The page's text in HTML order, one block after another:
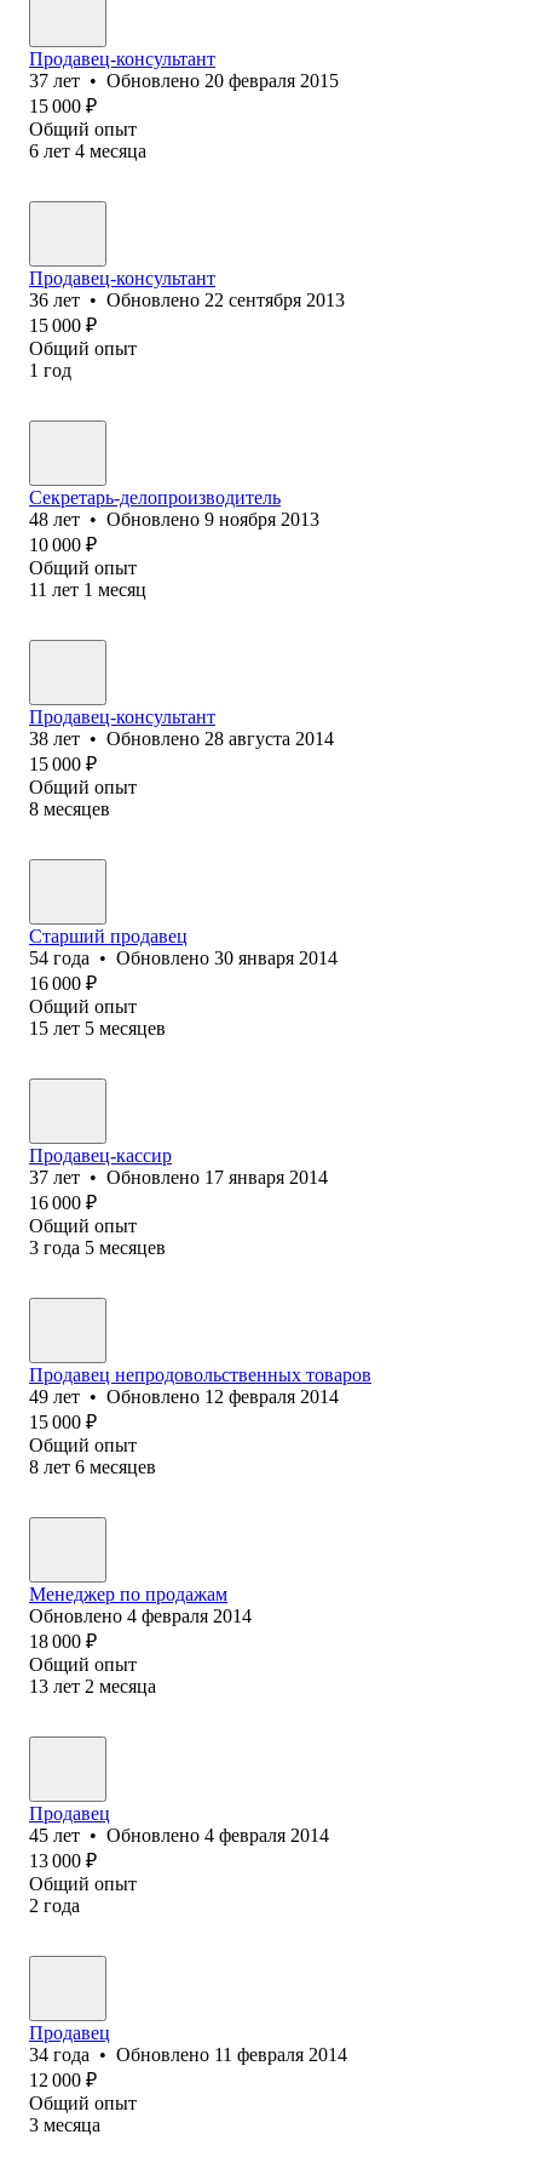
Продавец-консультант
37 лет • Обновлено 20 февраля 2015
15 000 ₽
Общий опыт
6 лет 4 месяца
Продавец-консультант
36 лет • Обновлено 22 сентября 2013
15 000 ₽
Общий опыт
1 год
Секретарь-делопроизводитель
48 лет • Обновлено 9 ноября 2013
10 000 ₽
Общий опыт
11 лет 1 месяц
Продавец-консультант
38 лет • Обновлено 28 августа 2014
15 000 ₽
Общий опыт
8 месяцев
Старший продавец
54 года • Обновлено 30 января 2014
16 000 ₽
Общий опыт
15 лет 5 месяцев
Продавец-кассир
37 лет • Обновлено 17 января 2014
16 000 ₽
Общий опыт
3 года 5 месяцев
Продавец непродовольственных товаров
49 лет • Обновлено 12 февраля 2014
15 000 ₽
Общий опыт
8 лет 6 месяцев
Менеджер по продажам
Обновлено 4 февраля 2014
18 000 ₽
Общий опыт
13 лет 2 месяца
Продавец
45 лет • Обновлено 4 февраля 2014
13 000 ₽
Общий опыт
2 года
Продавец
34 года • Обновлено 11 февраля 2014
12 000 ₽
Общий опыт
3 месяца